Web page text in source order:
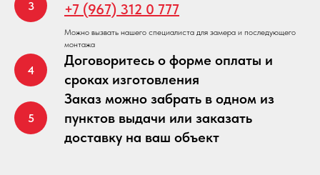
+7 (967) 312 0 777
Можно вызвать нашего специалиста для замера и последующего
монтажа
Договоритесь о форме оплаты и
сроках изготовления
Заказ можно забрать в одном из
пунктов выдачи или заказать
доставку на ваш объект